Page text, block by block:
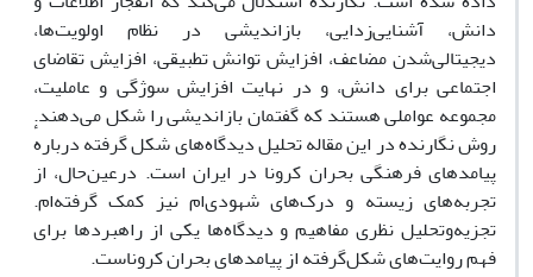
دانش، آشنایی‌زدایی، بازاندیشی در نظام اولویت‌ها،
دیجیتالی‌شدن مضاعف، افزایش توانش تطبیقی، افزایش تقاضای
اجتماعی برای دانش، و در نهایت افزایش سوژگی و عاملیت،
مجموعه عواملی هستند که گفتمان بازاندیشی را شکل می‌دهند.
روش نگارنده در این مقاله تحلیل دیدگاه‌های شکل گرفته دربارهٔ
پیامدهای فرهنگی بحران کرونا در ایران است. در‌عین‌حال، از
تجربه‌های زیسته و درک‌های شهودی‌ام نیز کمک گرفته‌ام.
تجزیه‌وتحلیل نظری مفاهیم و دیدگاه‌ها یکی از راهبردها برای
فهم روایت‌های شکل‌گرفته از پیامدهای بحران کروناست.